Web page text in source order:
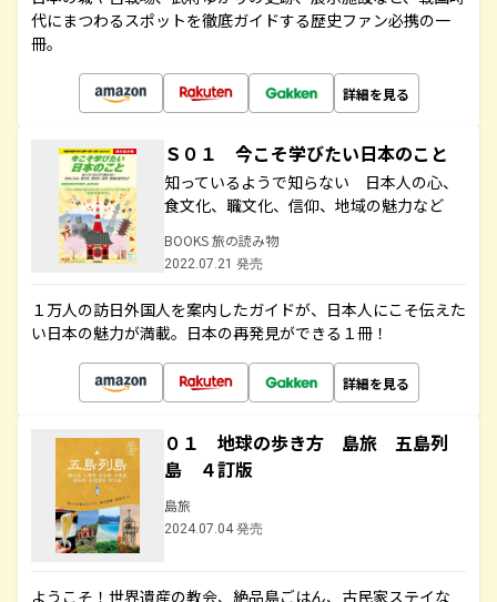
代にまつわるスポットを徹底ガイドする歴史ファン必携の一
冊。
詳細を見る
Ｓ０１ 今こそ学びたい日本のこと
知っているようで知らない 日本人の心、
食文化、職文化、信仰、地域の魅力など
BOOKS 旅の読み物
2022.07.21 発売
１万人の訪日外国人を案内したガイドが、日本人にこそ伝えた
い日本の魅力が満載。日本の再発見ができる１冊！
詳細を見る
０１ 地球の歩き方 島旅 五島列
島 ４訂版
島旅
2024.07.04 発売
ようこそ！世界遺産の教会、絶品島ごはん、古民家ステイな